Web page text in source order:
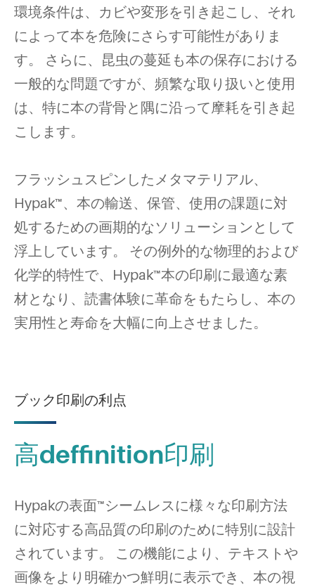
環境条件は、カビや変形を引き起こし、それ
によって本を危険にさらす可能性がありま
す。 さらに、昆虫の蔓延も本の保存における
一般的な問題ですが、頻繁な取り扱いと使用
は、特に本の背骨と隅に沿って摩耗を引き起
こします。
フラッシュスピンしたメタマテリアル、
Hypak™、本の輸送、保管、使用の課題に対
処するための画期的なソリューションとして
浮上しています。 その例外的な物理的および
化学的特性で、Hypak™本の印刷に最適な素
材となり、読書体験に革命をもたらし、本の
実用性と寿命を大幅に向上させました。
ブック印刷の利点
高deffinition印刷
Hypakの表面™シームレスに様々な印刷方法
に対応する高品質の印刷のために特別に設計
されています。 この機能により、テキストや
画像をより明確かつ鮮明に表示でき、本の視